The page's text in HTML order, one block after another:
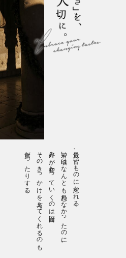
最近、古いものに惹かれる。
若い頃はなんとも思わなかったのに。
好みが変わっていくのは面白い。
そのきっかけを与えてくれるのも
旅だったりする。